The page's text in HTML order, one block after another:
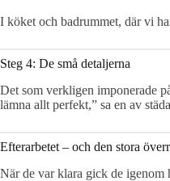
I köket och badrummet, där vi
Steg 4: De små detaljerna
Det som verkligen imponerade
lämna allt perfekt,” sa en av
Efterarbetet – och den stora
När de var klara gick de igenom